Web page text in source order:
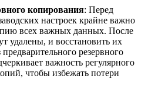
копирования: Перед
настроек крайне важно
всех важных данных. После
удалены, и восстановить их
резервного
важность регулярного
чтобы избежать потери